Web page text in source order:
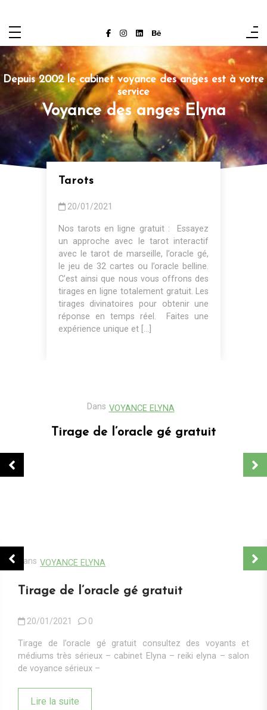
Depuis 2002 le cabinet voyance des anges est à votre
service
Voyance des anges Elyna
Tarots
20/01/2021
Nos tarots en ligne gratuit : Essayez
un approche avec le tarot interactif
avec le tarot de marseille, l’oracle gé,
le jeu de 32 cartes ou l’oracle belline.
C’est ainsi que nous vous offrons des
tirages en ligne totalement gratuit. Les
tirages divinatoires pour obtenir une
réponse en temps réel. Faites une
expérience unique et […]
Dans VOYANCE ELYNA
Tirage de l’oracle gé gratuit
Dans VOYANCE ELYNA
Tirage de l’oracle gé gratuit
20/01/2021 0
Tirage de l’oracle gé gratuit consultez des voyants et
médiums très sérieux – cabinet Elyna – reiki elyna – salon
de voyance sérieux –
Lire la suite